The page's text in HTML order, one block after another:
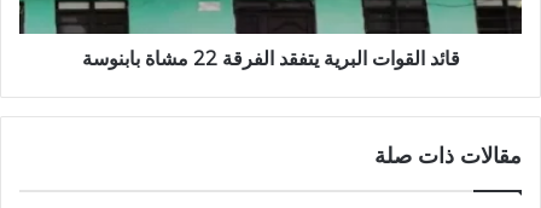
بابنوسة
قائد القوات البرية يتفقد الفرقة 22 مشاة بابنوسة
مقالات ذات صلة